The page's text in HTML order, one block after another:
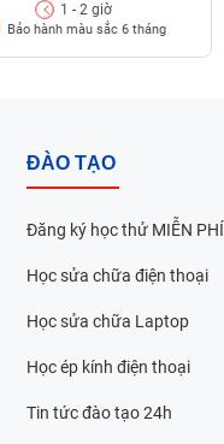
1 - 2 giờ
Bảo hành màu sắc 6 tháng
ĐÀO TẠO
Đăng ký học thử MIỄN PHÍ
Học sửa chữa điện thoại
Học sửa chữa Laptop
Học ép kính điện thoại
Tin tức đào tạo 24h